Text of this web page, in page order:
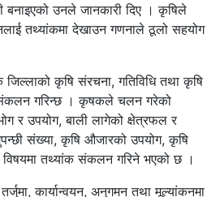
बनाइएको उनले जानकारी दिए । कृषिले
तथ्यांकमा देखाउन गणनाले ठूलो सहयोग
कृषि संरचना, गतिविधि तथा कृषि
संकलन गरिन्छ । कृषकले चलन गरेको
र उपयोग, बाली लागेको क्षेत्रफल र
संख्या, कृषि औजारको उपयोग, कृषि
तथ्यांक संकलन गरिने भएको छ ।
कार्यान्वयन, अनुगमन तथा मूल्यांकनमा